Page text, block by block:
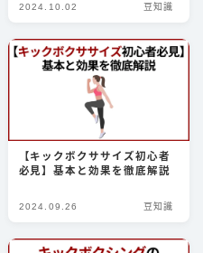
2024.10.02 豆知識
【キックボクササイズ初心者
必見】基本と効果を徹底解説
2024.09.26 豆知識